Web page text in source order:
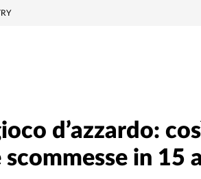
d’azzardo:
in 15